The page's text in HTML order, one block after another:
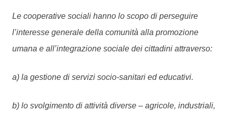
Le cooperative sociali hanno lo scopo di perseguire
l’interesse generale della comunità alla promozione
umana e all’integrazione sociale dei cittadini attraverso:
a) la gestione di servizi socio-sanitari ed educativi.
b) lo svolgimento di attività diverse – agricole, industriali,